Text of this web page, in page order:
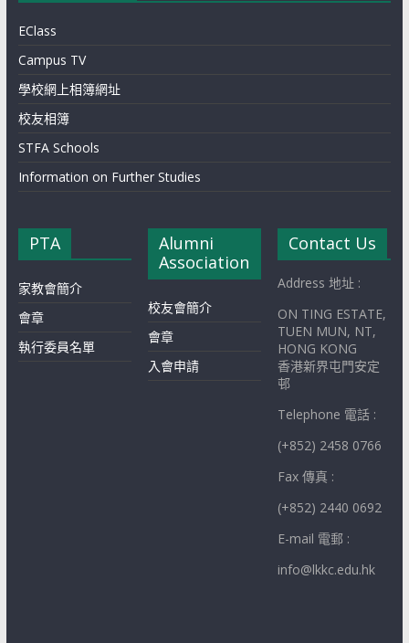
EClass
Campus TV
學校網上相簿網址
校友相簿
STFA Schools
Information on Further Studies
PTA
家教會簡介
會章
執行委員名單
Alumni
Association
校友會簡介
會章
入會申請
Contact Us
Address 地址 :
ON TING ESTATE,
TUEN MUN, NT,
HONG KONG
香港新界屯門安定
邨
Telephone 電話 :
(+852) 2458 0766
Fax 傳真 :
(+852) 2440 0692
E-mail 電郵 :
info@lkkc.edu.hk